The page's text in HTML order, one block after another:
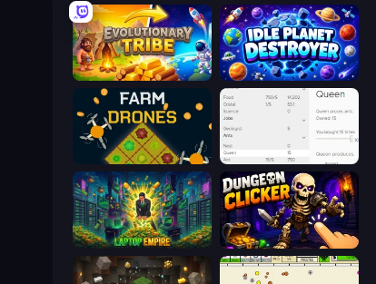
Evolutionary Tribe Idle Planet Destroyer
Farm Drones Idle Ants
Laptop Empire Dungeon Clicker